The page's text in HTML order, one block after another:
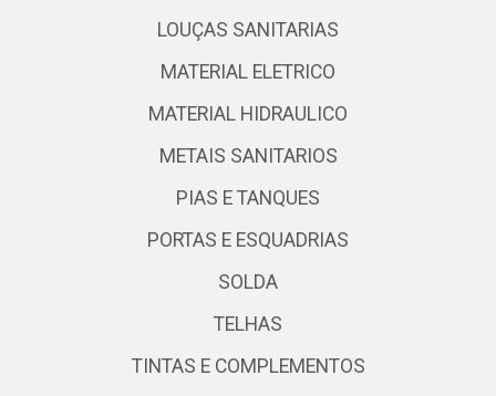
LOUÇAS SANITARIAS
MATERIAL ELETRICO
MATERIAL HIDRAULICO
METAIS SANITARIOS
PIAS E TANQUES
PORTAS E ESQUADRIAS
SOLDA
TELHAS
TINTAS E COMPLEMENTOS